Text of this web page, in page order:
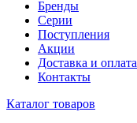
Бренды
Серии
Поступления
Акции
Доставка и оплата
Контакты
Каталог товаров